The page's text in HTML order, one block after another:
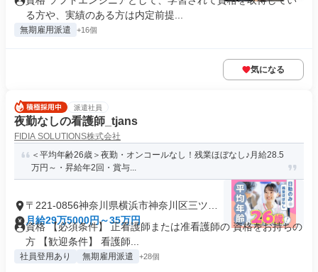
る方や、実績のある方は内定前提...
無期雇用派遣 +16個
気になる
派遣社員
夜勤なしの看護師_tjans
FIDIA SOLUTIONS株式会社
＜平均年齢26歳＞夜勤・オンコールなし！残業ほぼなし♪月給28.5
万円～・昇給年2回・賞与...
〒221-0856神奈川県横浜市神奈川区三ツ沢
上町
月給29万5000円～35万円
資格 【必須条件】 正看護師または准看護師の 資格をお持ちの
方 【歓迎条件】 看護師...
社員登用あり 無期雇用派遣 +28個